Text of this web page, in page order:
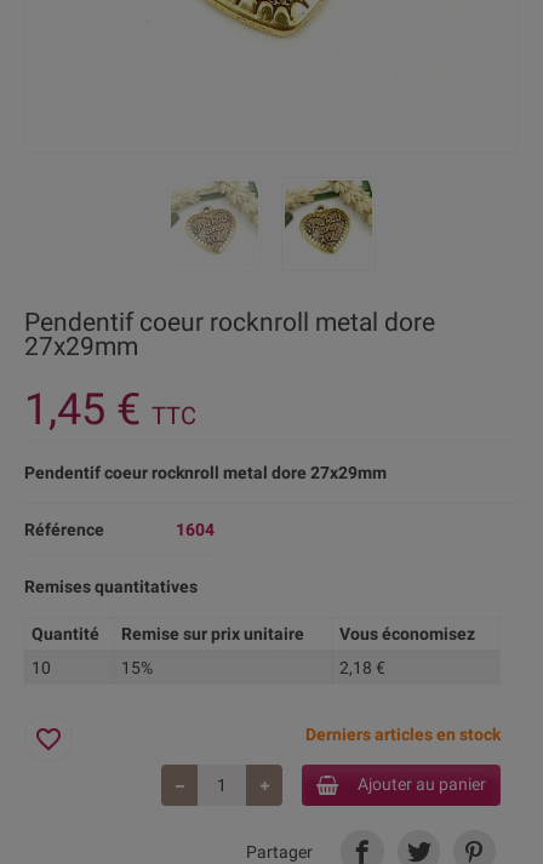
Pendentif coeur rocknroll metal dore
27x29mm
1,45 € TTC
Pendentif coeur rocknroll metal dore 27x29mm
Référence 1604
Remises quantitatives
Quantité Remise sur prix unitaire
Vous économisez
10
15% 2,18 €
Derniers articles en stock
Ajouter au panier
favorite_border
Partager